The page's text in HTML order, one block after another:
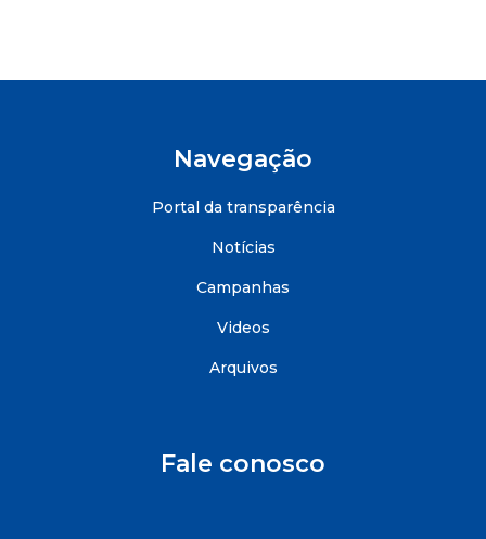
Navegação
Portal da transparência
Notícias
Campanhas
Videos
Arquivos
Fale conosco